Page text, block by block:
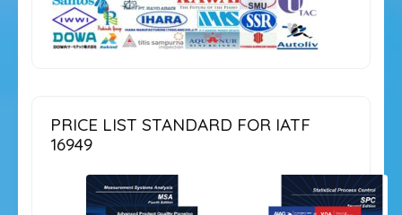
PRICE LIST STANDARD FOR IATF
16949